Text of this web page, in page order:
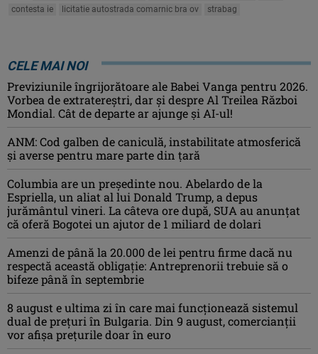
contesta ie licitatie autostrada comarnic bra ov strabag
CELE MAI NOI
Previziunile îngrijorătoare ale Babei Vanga pentru 2026.
Vorbea de extratereștri, dar și despre Al Treilea Război
Mondial. Cât de departe ar ajunge și AI-ul!
ANM: Cod galben de caniculă, instabilitate atmosferică
și averse pentru mare parte din țară
Columbia are un președinte nou. Abelardo de la
Espriella, un aliat al lui Donald Trump, a depus
jurământul vineri. La câteva ore după, SUA au anunțat
că oferă Bogotei un ajutor de 1 miliard de dolari
Amenzi de până la 20.000 de lei pentru firme dacă nu
respectă această obligație: Antreprenorii trebuie să o
bifeze până în septembrie
8 august e ultima zi în care mai funcționează sistemul
dual de prețuri în Bulgaria. Din 9 august, comercianții
vor afișa prețurile doar în euro